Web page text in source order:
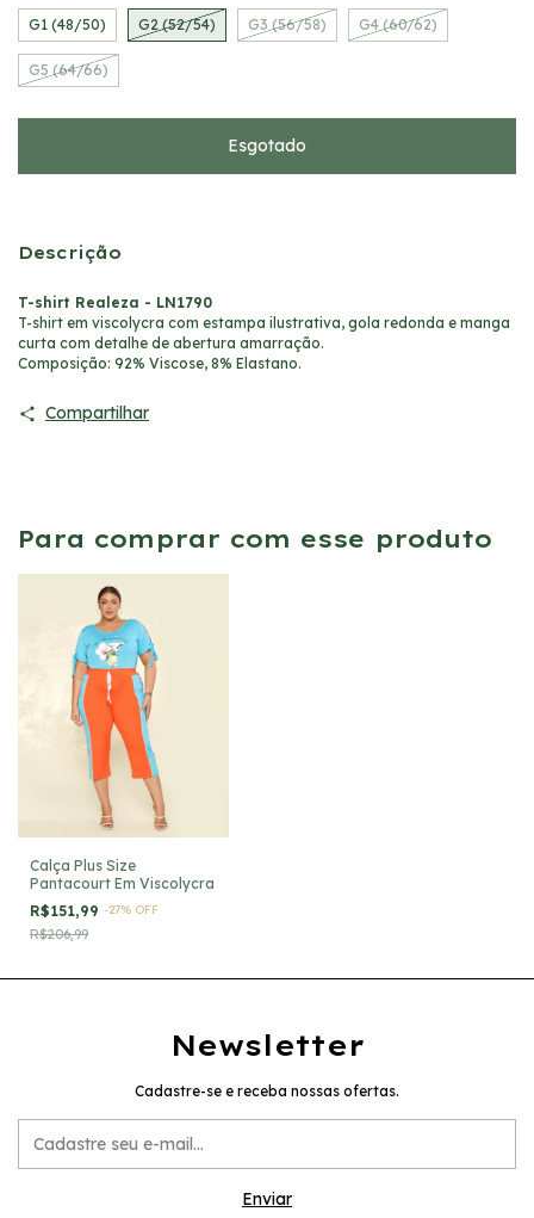
G1 (48/50) G2 (52/54) G3 (56/58) G4 (60/62)
G5 (64/66)
Descrição
T-shirt Realeza - LN1790
T-shirt em viscolycra com estampa ilustrativa, gola redonda e manga
curta com detalhe de abertura amarração.
Composição: 92% Viscose, 8% Elastano.
Compartilhar
Para comprar com esse produto
Calça Plus Size
Pantacourt Em Viscolycra
R$151,99 -27% OFF
R$206,99
Newsletter
Cadastre-se e receba nossas ofertas.